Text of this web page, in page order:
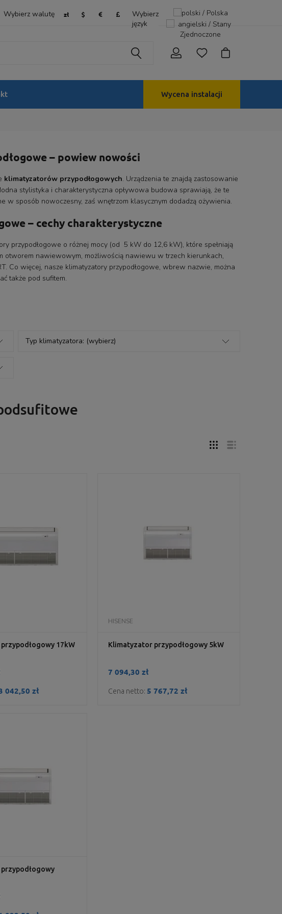
Wybierz walutę
Wybierz
język
Wycena instalacji
– powiew nowości
klimatyzatorów przypodłogowych. Urządzenia te znajdą zastosowanie
stylistyka i charakterystyczna opływowa budowa sprawiają, że te
w sposób nowoczesny, zaś wnętrzom klasycznym dodadzą ożywienia.
– cechy charakterystyczne
przypodłogowe o różnej mocy (od 5 kW do 12,6 kW), które spełniają
otworem nawiewowym, możliwością nawiewu w trzech kierunkach,
Co więcej, nasze klimatyzatory przypodłogowe, wbrew nazwie, można
także pod sufitem.
Typ klimatyzatora: (wybierz)
17kW
042,50 zł
Klimatyzator przypodłogowy 5kW
HISENSE
7 094,30 zł
Cena netto: 5 767,72 zł